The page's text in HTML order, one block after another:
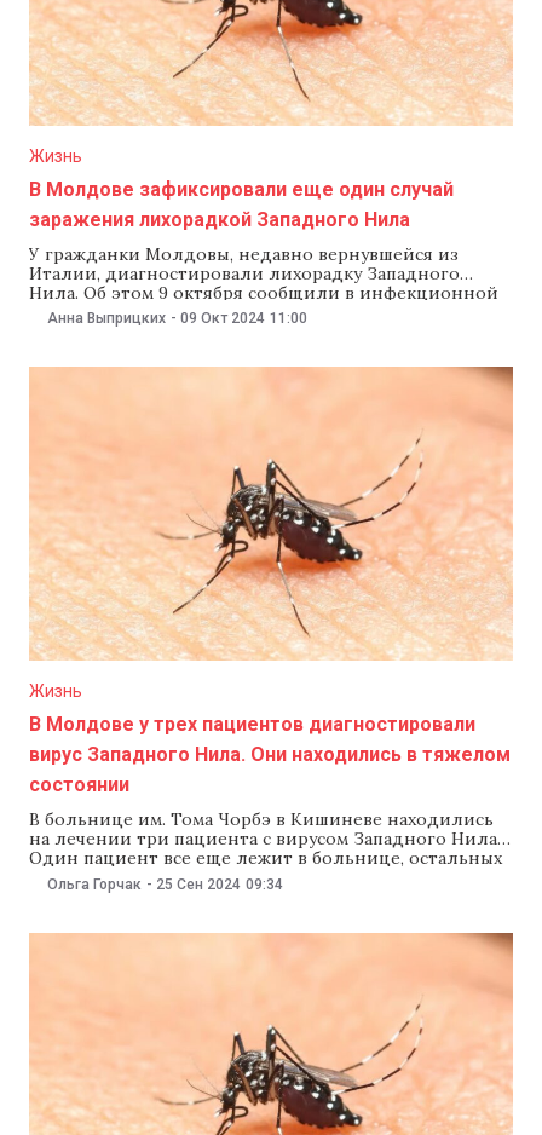
Жизнь
В Молдове зафиксировали еще один случай
заражения лихорадкой Западного Нила
У гражданки Молдовы, недавно вернувшейся из
Италии, диагностировали лихорадку Западного
Нила. Об этом 9 октября сообщили в инфекционной
больнице имени Тома Чорбэ. Как рассказали в
больнице, пациентку госпитализировали 7 октября.
осложненное менингитом. В конце сентября
Анна Выприцких - 09 Окт 2024 11:00
Жизнь
В Молдове у трех пациентов диагностировали
вирус Западного Нила. Они находились в тяжелом
состоянии
В больнице им. Тома Чорбэ в Кишиневе находились
на лечении три пациента с вирусом Западного Нила.
Один пациент все еще лежит в больнице, остальных
выписали. Как сообщила заведующая отделения
интенсивной терапии инфекционной больницы им.
случая — привозные. «У нас было три
Ольга Горчак - 25 Сен 2024 09:34